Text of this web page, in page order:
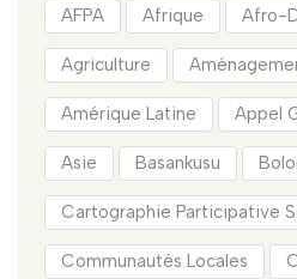
AFPA Afrique Afro-
Agriculture
Amérique Latine Appel
Asie Basankusu
Cartographie Participative
Communautés Locales